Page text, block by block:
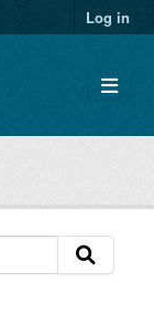
Log in